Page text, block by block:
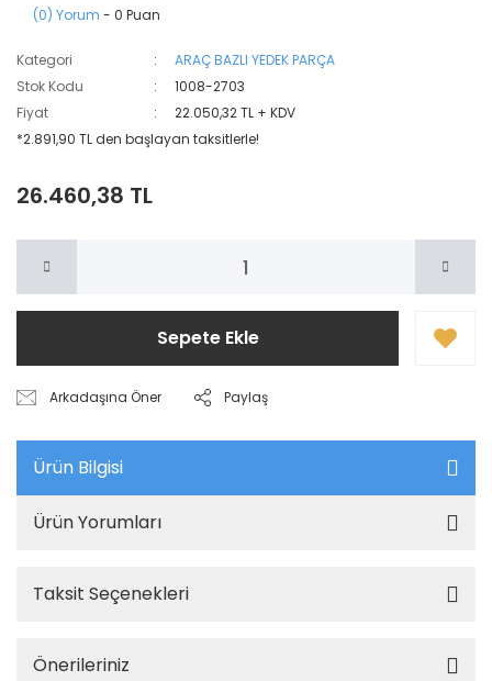
(0) Yorum - 0 Puan
Kategori
ARAÇ BAZLI YEDEK PARÇA
Stok Kodu
1008-2703
Fiyat
22.050,32 TL + KDV
*2.891,90 TL den başlayan taksitlerle!
26.460,38 TL
Sepete Ekle
Arkadaşına Öner Paylaş
Ürün Bilgisi
Ürün Yorumları
Taksit Seçenekleri
Önerileriniz